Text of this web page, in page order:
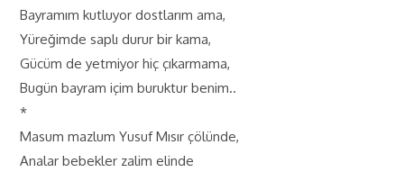
Bayramım kutluyor dostlarım ama,
Yüreğimde saplı durur bir kama,
Gücüm de yetmiyor hiç çıkarmama,
Bugün bayram içim buruktur benim..
*
Masum mazlum Yusuf Mısır çölünde,
Analar bebekler zalim elinde